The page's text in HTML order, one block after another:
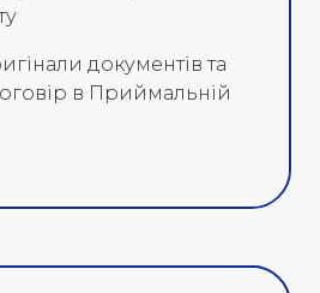
документів та
в Приймальній